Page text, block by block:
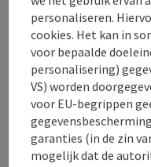
Contact
Openingstijden
Ligging
personaliseren.
cookies. Het kan in
voor bepaalde
personalisering)
VS) worden
voor EU-begrippen
garanties (in de zin
mogelijk dat de